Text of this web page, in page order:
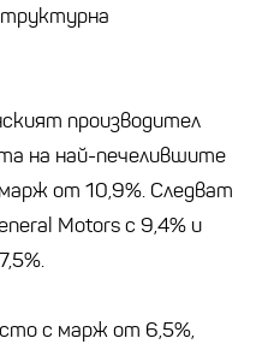
производител
на най-печелившите
от 10,9%. Следват
Motors с 9,4% и
с марж от 6,5%,